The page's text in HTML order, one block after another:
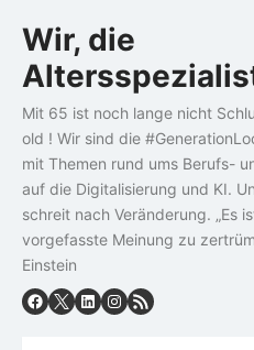
to
content
Wir, die
Mit 65 ist noch lange nicht
old ! Wir sind die
mit Themen rund ums Berufs-
auf die Digitalisierung und KI.
schreit nach Veränderung. „Es
vorgefasste Meinung zu
Einstein